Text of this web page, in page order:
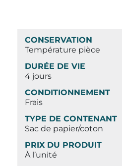
CONSERVATION
Température pièce
DURÉE DE VIE
4 jours
CONDITIONNEMENT
Frais
TYPE DE CONTENANT
Sac de papier/coton
PRIX DU PRODUIT
À l’unité